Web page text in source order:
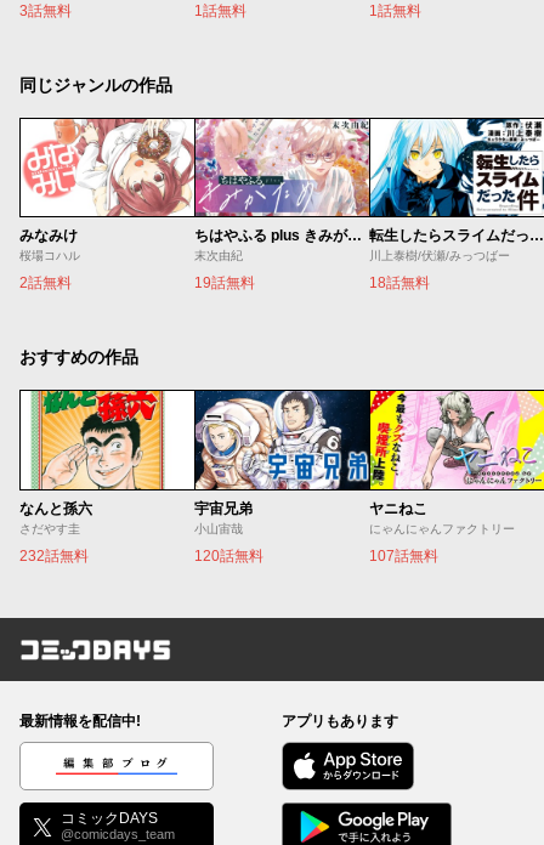
3話無料 1話無料 1話無料
同じジャンルの作品
みなみけ
桜場コハル
2話無料
ちはやふる plus きみがため
末次由紀
19話無料
転生したらスライムだった件
川上泰樹/伏瀬/みっつばー
18話無料
おすすめの作品
なんと孫六
さだやす圭
232話無料
宇宙兄弟
小山宙哉
120話無料
ヤニねこ
にゃんにゃんファクトリー
107話無料
コミックDAYS
最新情報を配信中!
編集部ブログ
コミックDAYS
@comicdays_team
アプリもあります